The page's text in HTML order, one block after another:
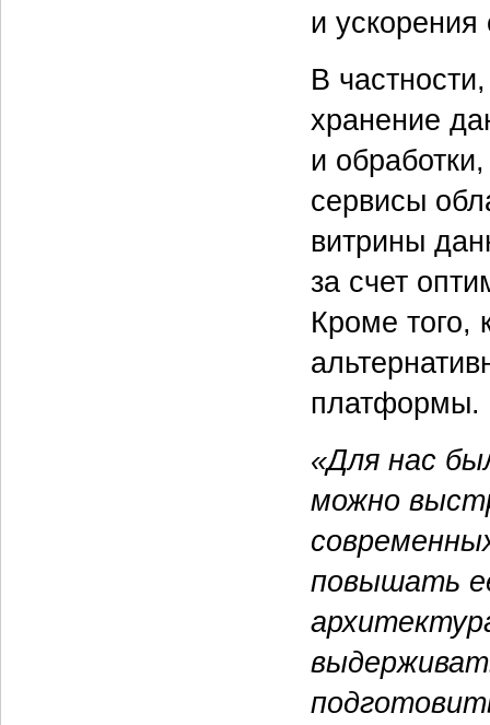
и
В
хранение
и
сервисы
витрины
за счет
Кроме того,
платформы.
«Для нас
можно
повышать